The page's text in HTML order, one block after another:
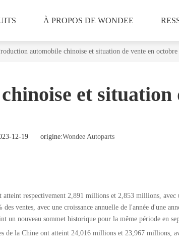
À PROPOS DE WONDEE
automobile chinoise et situation de vente en octobre
et situation
12-19 origine:Wondee Autoparts
respectivement 2,891 millions et 2,853 millions, avec
ventes, avec une croissance annuelle de l'année d'une
un nouveau sommet historique pour la même période en
de la Chine ont atteint 24,016 millions et 23,967 millions,